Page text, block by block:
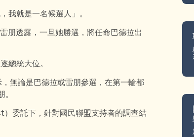
我就是一名候選人」。
透露，一旦她勝選，將任命巴德拉出
總統大位。
無論是巴德拉或雷朋參選，在第一輪都
委託下，針對國民聯盟支持者的調查結